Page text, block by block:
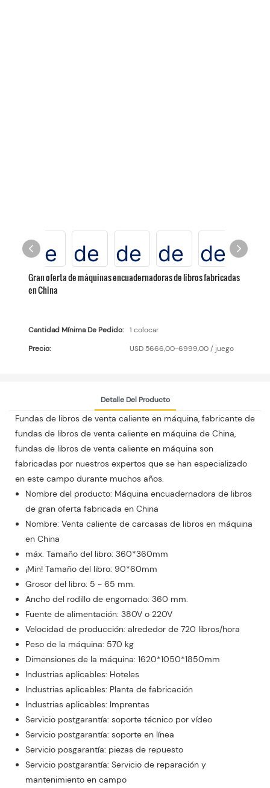
Gran oferta de máquinas encuadernadoras de libros fabricadas
en China
Cantidad Mínima De Pedido:
1 colocar
Precio:
USD 5666,00-6999,00 / juego
Detalle Del Producto
Fundas de libros de venta caliente en máquina, fabricante de
fundas de libros de venta caliente en máquina de China,
fundas de libros de venta caliente en máquina son
fabricadas por nuestros expertos que se han especializado
en este campo durante muchos años.
Nombre del producto: Máquina encuadernadora de libros
de gran oferta fabricada en China
Nombre: Venta caliente de carcasas de libros en máquina
en China
máx. Tamaño del libro: 360*360mm
¡Min! Tamaño del libro: 90*60mm
Grosor del libro: 5 ~ 65 mm.
Ancho del rodillo de engomado: 360 mm.
Fuente de alimentación: 380V o 220V
Velocidad de producción: alrededor de 720 libros/hora
Peso de la máquina: 570 kg
Dimensiones de la máquina: 1620*1050*1850mm
Industrias aplicables: Hoteles
Industrias aplicables: Planta de fabricación
Industrias aplicables: Imprentas
Servicio postgarantía: soporte técnico por vídeo
Servicio postgarantía: soporte en línea
Servicio posgarantía: piezas de repuesto
Servicio postgarantía: Servicio de reparación y
mantenimiento en campo